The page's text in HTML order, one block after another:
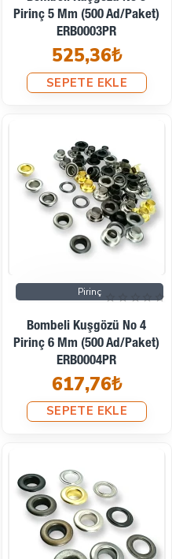
Pirinç 5 Mm (500 Ad/Paket)
ERB0003PR
525,36₺
SEPETE EKLE
Pirinç
Bombeli Kuşgözü No 4
Pirinç 6 Mm (500 Ad/Paket)
ERB0004PR
617,76₺
SEPETE EKLE